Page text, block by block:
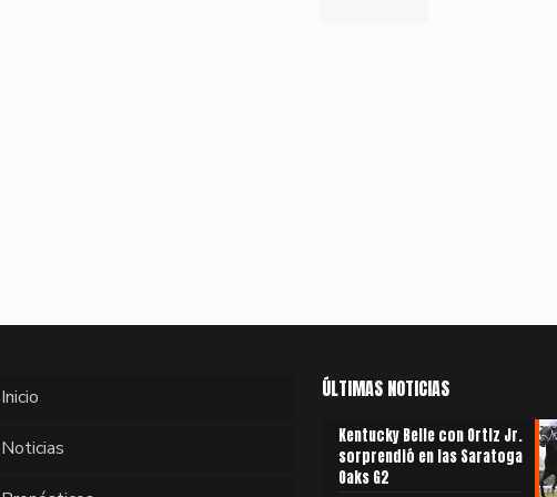
Inicio
Noticias
ÚLTIMAS NOTICIAS
Kentucky Belle con Ortiz Jr.
sorprendió en las Saratoga
Oaks G2